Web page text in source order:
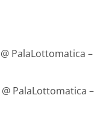
PalaLottomatica –
PalaLottomatica –